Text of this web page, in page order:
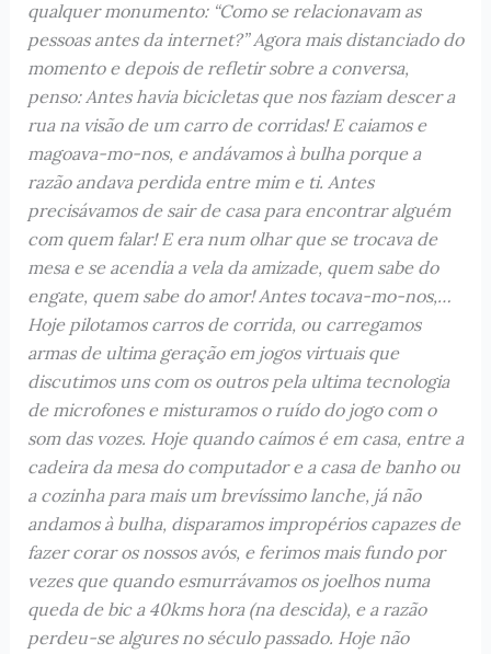
qualquer monumento: “Como se relacionavam as
pessoas antes da internet?” Agora mais distanciado do
momento e depois de refletir sobre a conversa,
penso: Antes havia bicicletas que nos faziam descer a
rua na visão de um carro de corridas! E caiamos e
magoava-mo-nos, e andávamos à bulha porque a
razão andava perdida entre mim e ti. Antes
precisávamos de sair de casa para encontrar alguém
com quem falar! E era num olhar que se trocava de
mesa e se acendia a vela da amizade, quem sabe do
engate, quem sabe do amor! Antes tocava-mo-nos,…
Hoje pilotamos carros de corrida, ou carregamos
armas de ultima geração em jogos virtuais que
discutimos uns com os outros pela ultima tecnologia
de microfones e misturamos o ruído do jogo com o
som das vozes. Hoje quando caímos é em casa, entre a
cadeira da mesa do computador e a casa de banho ou
a cozinha para mais um brevíssimo lanche, já não
andamos à bulha, disparamos impropérios capazes de
fazer corar os nossos avós, e ferimos mais fundo por
vezes que quando esmurrávamos os joelhos numa
queda de bic a 40kms hora (na descida), e a razão
perdeu-se algures no século passado. Hoje não